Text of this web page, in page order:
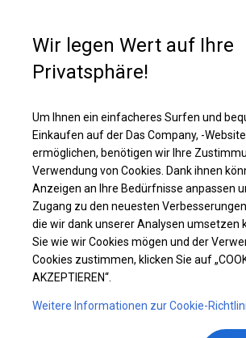
Solides Partyzelt | 4x6 m
Wir legen Wert auf Ihre
Privatsphäre!
Um Ihnen ein einfacheres Surfen und
Einkaufen auf der Das Company, -
ermöglichen, benötigen wir Ihre
Verwendung von Cookies. Dank ihnen
Anzeigen an Ihre Bedürfnisse anpassen
Zugang zu den neuesten
die wir dank unserer Analysen umsetzen
Sie wie wir Cookies mögen und der
Cookies zustimmen, klicken Sie auf
AKZEPTIEREN“.
Weitere Informationen zur Cookie-